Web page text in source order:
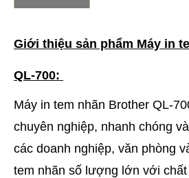
Giới thiệu sản phẩm Máy in
QL-700:
Máy in tem nhãn Brother QL-
chuyên nghiệp, nhanh chóng
các doanh nghiệp, văn phòng
tem nhãn số lượng lớn với